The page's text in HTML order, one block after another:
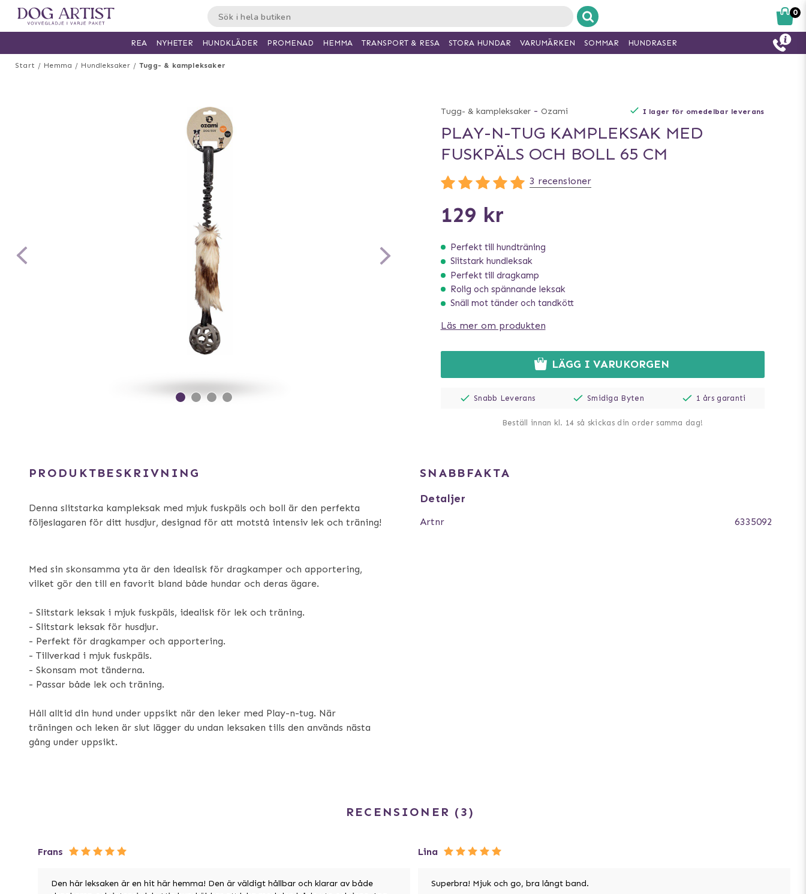
Start Hemma Hundleksaker Tugg- & kampleksaker
Tugg- & kampleksaker - Ozami I lager för omedelbar leverans
PLAY-N-TUG KAMPLEKSAK MED
FUSKPÄLS OCH BOLL 65 CM
3 recensioner
129 kr
Perfekt till hundträning
Slitstark hundleksak
Perfekt till dragkamp
Rolig och spännande leksak
Snäll mot tänder och tandkött
Läs mer om produkten
LÄGG I VARUKORGEN
Snabb Leverans Smidiga Byten 1 års garanti
Beställ innan kl. 14 så skickas din order samma dag!
PRODUKTBESKRIVNING
Denna slitstarka kampleksak med mjuk fuskpäls och boll är den perfekta
följeslagaren för ditt husdjur, designad för att motstå intensiv lek och träning!
Med sin skonsamma yta är den idealisk för dragkamper och apportering,
vilket gör den till en favorit bland både hundar och deras ägare.
- Slitstark leksak i mjuk fuskpäls, idealisk för lek och träning.
- Slitstark leksak för husdjur.
- Perfekt för dragkamper och apportering.
- Tillverkad i mjuk fuskpäls.
- Skonsam mot tänderna.
- Passar både lek och träning.
Håll alltid din hund under uppsikt när den leker med Play-n-tug. När
träningen och leken är slut lägger du undan leksaken tills den används nästa
gång under uppsikt.
SNABBFAKTA
Detaljer
Artnr 6335092
RECENSIONER 3
Frans
Den här leksaken är en hit här hemma! Den är väldigt hållbar och klarar av både
Lina
Superbra! Mjuk och go, bra långt band.
0
REA NYHETER HUNDKLÄDER PROMENAD HEMMA TRANSPORT & RESA STORA HUNDAR VARUMÄRKEN SOMMAR HUNDRASER